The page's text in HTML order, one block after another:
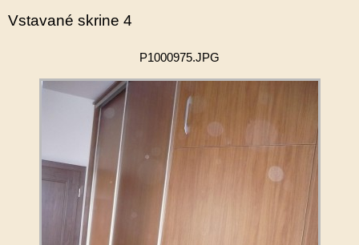
Vstavané skrine 4
P1000975.JPG